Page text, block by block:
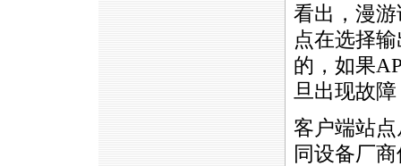
看出，漫
点在选择
的，如果
旦出现故
客户端站点
同设备厂